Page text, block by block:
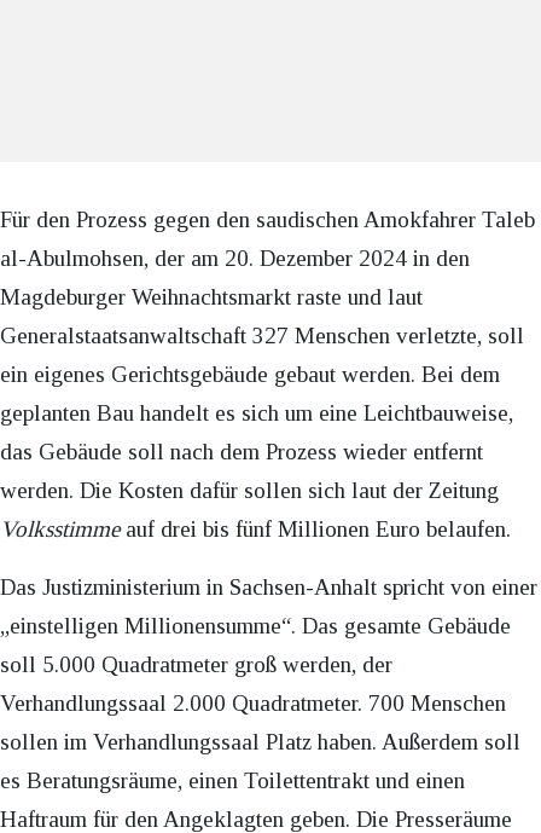
Für den Prozess gegen den saudischen Amokfahrer Taleb
al-Abulmohsen, der am 20. Dezember 2024 in den
Magdeburger Weihnachtsmarkt raste und laut
Generalstaatsanwaltschaft 327 Menschen verletzte, soll
ein eigenes Gerichtsgebäude gebaut werden. Bei dem
geplanten Bau handelt es sich um eine Leichtbauweise,
das Gebäude soll nach dem Prozess wieder entfernt
werden. Die Kosten dafür sollen sich laut der Zeitung
Volksstimmeauf drei bis fünf Millionen Euro belaufen.
Das Justizministerium in Sachsen-Anhalt spricht von einer
„einstelligen Millionensumme“. Das gesamte Gebäude
soll 5.000 Quadratmeter groß werden, der
Verhandlungssaal 2.000 Quadratmeter. 700 Menschen
sollen im Verhandlungssaal Platz haben. Außerdem soll
es Beratungsräume, einen Toilettentrakt und einen
Haftraum für den Angeklagten geben. Die Presseräume